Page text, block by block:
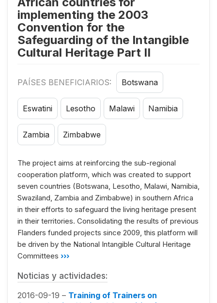
implementing the 2003
Convention for the
Safeguarding of the Intangible
Cultural Heritage Part II
PAÍSES BENEFICIARIOS: Botswana
Eswatini Lesotho Malawi Namibia
Zambia Zimbabwe
The project aims at reinforcing the sub-regional
cooperation platform, which was created to support
seven countries (Botswana, Lesotho, Malawi, Namibia,
Swaziland, Zambia and Zimbabwe) in southern Africa
in their efforts to safeguard the living heritage present
in their territories. Consolidating the results of previous
Flanders funded projects since 2009, this platform will
be driven by the National Intangible Cultural Heritage
Committees ›››
Noticias y actividades:
2016-09-19 – Training of Trainers on